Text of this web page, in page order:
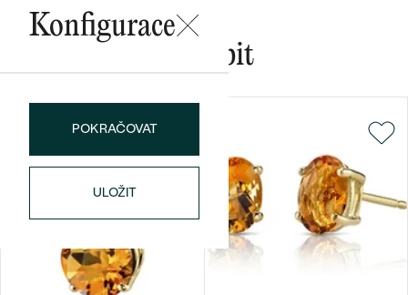
ROZMĚRY:
BARVA:
Round
Konfigurace
POKRAČOVAT
ULOŽIT
Mohlo by se vám líbit